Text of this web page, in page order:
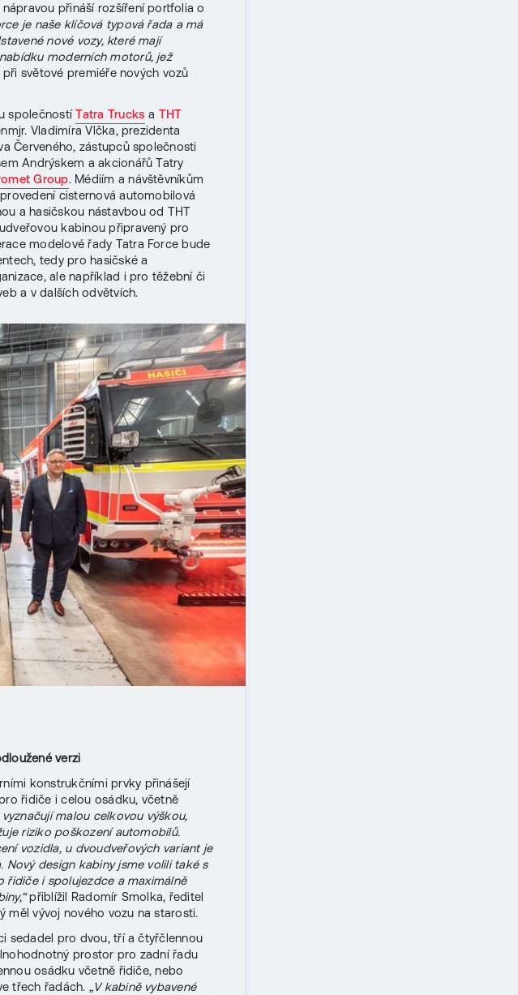
přináší rozšíření portfolia o
je naše klíčová typová řada a má
nové vozy, které mají
moderních motorů, jež
světové premiéře nových vozů
společnostíTatra Trucks a THT
Vladimíra Vlčka, prezidenta
Červeného, zástupců společnosti
Andrýskem a akcionářů Tatry
Group. Médiím a návštěvníkům
cisternová automobilová
a hasičskou nástavbou od THT
kabinou připravený pro
modelové řady Tatra Force bude
tedy pro hasičské a
ale například i pro těžební či
a v dalších odvětvích.
verzi
konstrukčními prvky přinášejí
řidiče i celou osádku, včetně
malou celkovou výškou,
riziko poškození automobilů.
vozidla, u dvoudveřových variant je
design kabiny jsme volili také s
řidiče i spolujezdce a maximálně
přiblížil Radomír Smolka, ředitel
měl vývoj nového vozu na starosti.
sedadel pro dvou, tří a čtyřčlennou
prostor pro zadní řadu
osádku včetně řidiče, nebo
třech řadách. „V kabině vybavené